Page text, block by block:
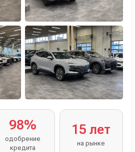
98%
одобрение
кредита
15 лет
на рынке